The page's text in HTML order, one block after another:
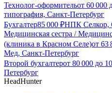
Технолог-оформительот 60 000
типография, Санкт-Петербург
Бухгалтер85 000 ₽НПК Селкор,
Медицинская сестра /
(клиника в Красном Селе)от 63
Мед, Санкт-Петербург
Второй бухгалтерот 80 000 до
Петербург
HeadHunter